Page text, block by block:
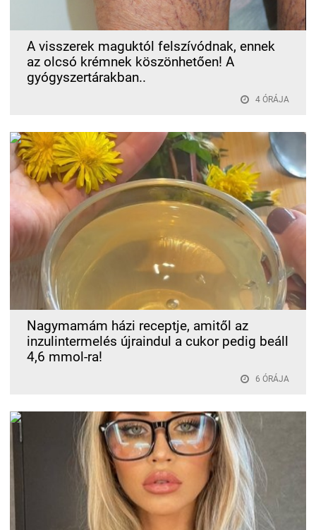
A visszerek maguktól felszívódnak, ennek
az olcsó krémnek köszönhetően! A
gyógyszertárakban..
4 ÓRÁJA
Nagymamám házi receptje, amitől az
inzulintermelés újraindul a cukor pedig beáll
4,6 mmol-ra!
6 ÓRÁJA